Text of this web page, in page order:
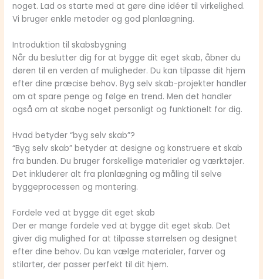
noget. Lad os starte med at gøre dine idéer til virkelighed.
Vi bruger enkle metoder og god planlægning.
Introduktion til skabsbygning
Når du beslutter dig for at bygge dit eget skab, åbner du
døren til en verden af muligheder. Du kan tilpasse dit hjem
efter dine præcise behov. Byg selv skab-projekter handler
om at spare penge og følge en trend. Men det handler
også om at skabe noget personligt og funktionelt for dig.
Hvad betyder “byg selv skab”?
“Byg selv skab” betyder at designe og konstruere et skab
fra bunden. Du bruger forskellige materialer og værktøjer.
Det inkluderer alt fra planlægning og måling til selve
byggeprocessen og montering.
Fordele ved at bygge dit eget skab
Der er mange fordele ved at bygge dit eget skab. Det
giver dig mulighed for at tilpasse størrelsen og designet
efter dine behov. Du kan vælge materialer, farver og
stilarter, der passer perfekt til dit hjem.